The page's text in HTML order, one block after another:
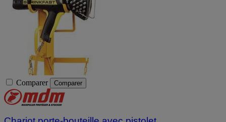
Comparer Comparer